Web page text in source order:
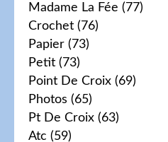
Madame La Fée (77)
Crochet (76)
Papier (73)
Petit (73)
Point De Croix (69)
Photos (65)
Pt De Croix (63)
Atc (59)